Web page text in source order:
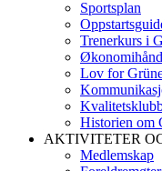
Sportsplan
Trenerkurs i
Lov for
Historien om
AKTIVITETER
Medlemskap